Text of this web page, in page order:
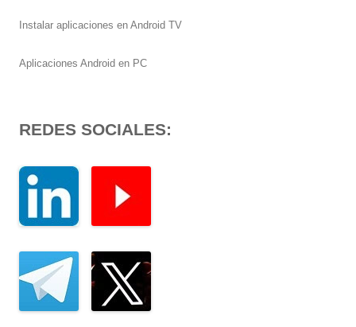
Instalar aplicaciones en Android TV
Aplicaciones Android en PC
REDES SOCIALES: